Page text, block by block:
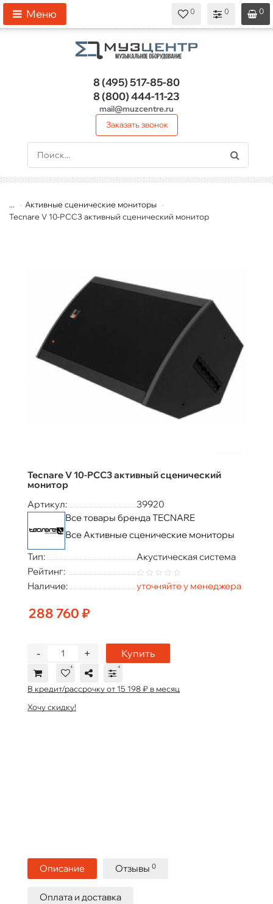
0
0
0
Меню
8 (495)517-85-80
8 (800)444-11-23
mail@muzcentre.ru
Заказать звонок
...
Активные сценические мониторы
Tecnare V 10-РСС3 активный сценический монитор
Tecnare V 10-РСС3 активный сценический
монитор
Артикул:
39920
Все товары бренда TECNARE
Все Активные сценические мониторы
Тип:
Акустическая система
Рейтинг:
Наличие:
уточняйте у менеджера
288 760 ₽
+
- Купить
В кредит/рассрочку от 15 198 ₽ в месяц
Хочу скидку!
Описание Отзывы 0
Оплата и доставка